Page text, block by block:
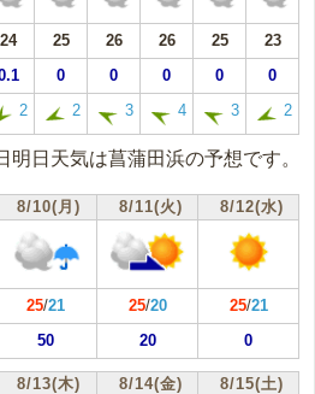
24 25 26 26 25
23
0 0 0 0 0
2 2 3 4 3 2
明日天気は菖蒲田浜の予想です。
8/10(月) 8/11(火) 8/12(水)
25/21 25/20 25/21
50 20 0
8/13(木) 8/14(金) 8/15(土)